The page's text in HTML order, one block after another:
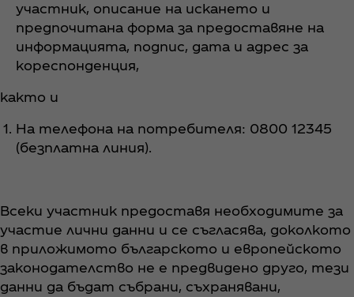
участник, описание на искането и
предпочитана форма за предоставяне на
информацията, подпис, дата и адрес за
кореспонденция,
както и
На телефона на потребителя: 0800 12345
(безплатна линия).
Всеки участник предоставя необходимите за
участие лични данни и се съгласява, доколкото
в приложимото българското и европейското
законодателство не е предвидено друго, тези
данни да бъдат събрани, съхранявани,